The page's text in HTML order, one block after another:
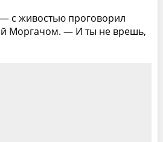
с живостью проговорил
Моргачом. — И ты не врешь,